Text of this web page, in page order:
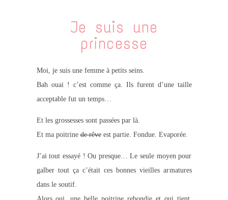
Je suis une
princesse
Moi, je suis une femme à petits seins.
Bah ouai ! c’est comme ça. Ils furent d’une taille
acceptable fut un temps…
Et les grossesses sont passées par là.
Et ma poitrinede rêveest partie. Fondue. Evaporée.
J’ai tout essayé ! Ou presque… Le seule moyen pour
galber tout ça c’était ces bonnes vieilles armatures
dans le soutif.